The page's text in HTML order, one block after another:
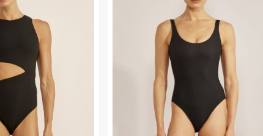
באתר בלבד
בלבד. לא ניתן